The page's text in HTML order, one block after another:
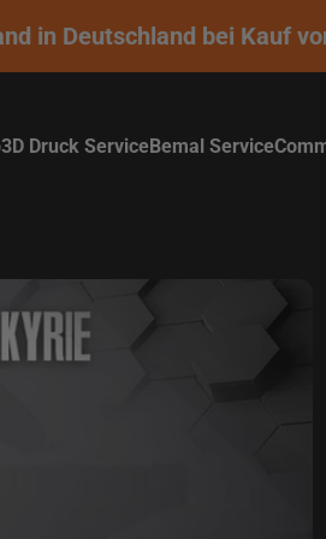
in Deutschland bei Kauf
3D Druck Service Bemal Service